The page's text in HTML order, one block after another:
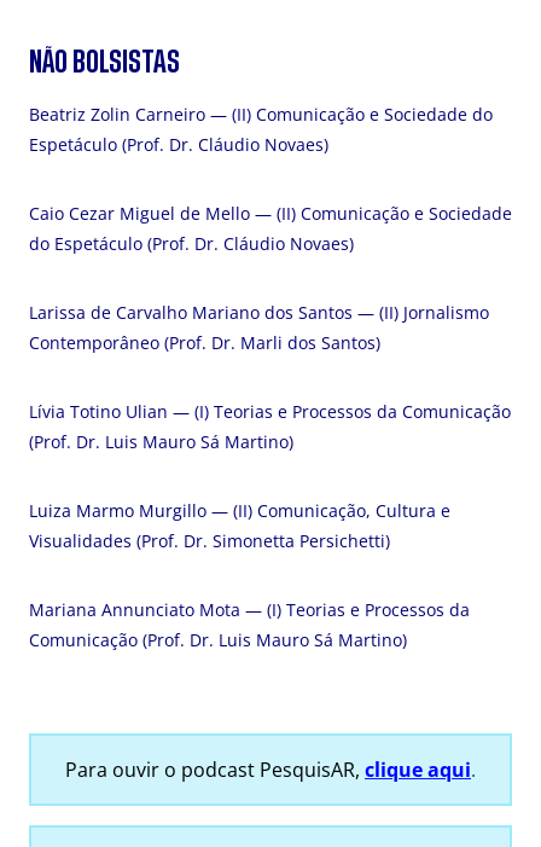
NÃO BOLSISTAS
Beatriz Zolin Carneiro — (II) Comunicação e Sociedade do
Espetáculo (Prof. Dr. Cláudio Novaes)
Caio Cezar Miguel de Mello — (II) Comunicação e Sociedade
do Espetáculo (Prof. Dr. Cláudio Novaes)
Larissa de Carvalho Mariano dos Santos — (II) Jornalismo
Contemporâneo (Prof. Dr. Marli dos Santos)
Lívia Totino Ulian — (I) Teorias e Processos da Comunicação
(Prof. Dr. Luis Mauro Sá Martino)
Luiza Marmo Murgillo — (II) Comunicação, Cultura e
Visualidades (Prof. Dr. Simonetta Persichetti)
Mariana Annunciato Mota — (I) Teorias e Processos da
Comunicação (Prof. Dr. Luis Mauro Sá Martino)
Para ouvir o podcast PesquisAR, clique aqui.